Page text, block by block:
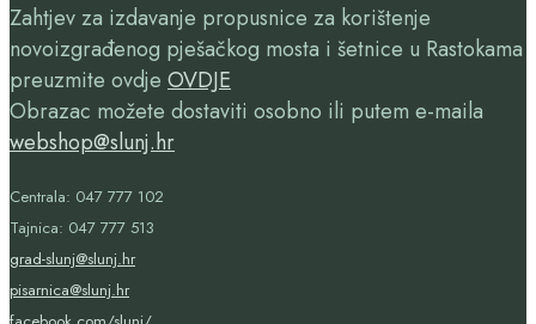
Zahtjev za izdavanje propusnice za korištenje
novoizgrađenog pješačkog mosta i šetnice u Rastokama
preuzmite ovdje OVDJE
Obrazac možete dostaviti osobno ili putem e-maila
webshop@slunj.hr
Centrala: 047 777 102
Tajnica: 047 777 513
grad-slunj@slunj.hr
pisarnica@slunj.hr